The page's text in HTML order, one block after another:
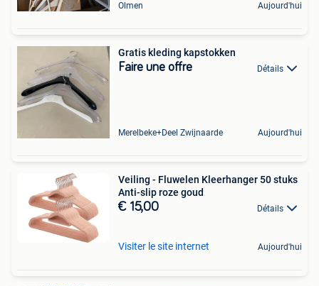
Olmen Aujourd'hui
Gratis kleding kapstokken
Faire une offre Détails
Merelbeke+Deel Zwijnaarde Aujourd'hui
Veiling - Fluwelen Kleerhanger 50 stuks
Anti-slip roze goud
€ 15,00 Détails
Visiter le site internet Aujourd'hui